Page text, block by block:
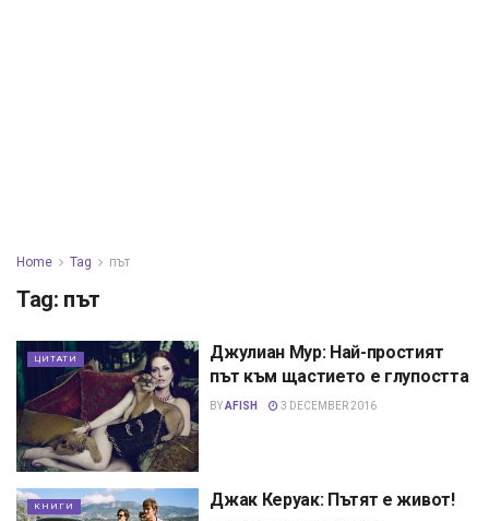
Home Tag път
Tag: път
ЦИТАТИ
Джулиан Мур: Най-простият
път към щастието е глупостта
BYAFISH 3 DECEMBER 2016
КНИГИ Джак Керуак: Пътят е живот!